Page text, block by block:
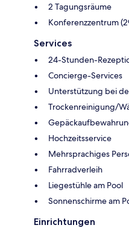
2 Tagungsräume
Konferenzzentrum
Services
24-Stunden-
Concierge-Services
Unterstützung bei
Trockenreinigung/
Hochzeitsservice
Mehrsprachiges
Fahrradverleih
Liegestühle am Pool
Sonnenschirme am
Einrichtungen